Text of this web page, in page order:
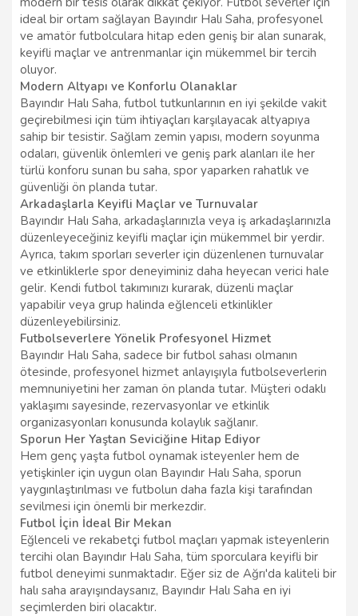
ideal bir ortam sağlayan Bayındır Halı Saha, profesyonel
ve amatör futbolculara hitap eden geniş bir alan sunarak,
keyifli maçlar ve antrenmanlar için mükemmel bir tercih
oluyor.
Modern Altyapı ve Konforlu Olanaklar
Bayındır Halı Saha, futbol tutkunlarının en iyi şekilde vakit
geçirebilmesi için tüm ihtiyaçları karşılayacak altyapıya
sahip bir tesistir. Sağlam zemin yapısı, modern soyunma
odaları, güvenlik önlemleri ve geniş park alanları ile her
türlü konforu sunan bu saha, spor yaparken rahatlık ve
güvenliği ön planda tutar.
Arkadaşlarla Keyifli Maçlar ve Turnuvalar
Bayındır Halı Saha, arkadaşlarınızla veya iş arkadaşlarınızla
düzenleyeceğiniz keyifli maçlar için mükemmel bir yerdir.
Ayrıca, takım sporları severler için düzenlenen turnuvalar
ve etkinliklerle spor deneyiminiz daha heyecan verici hale
gelir. Kendi futbol takımınızı kurarak, düzenli maçlar
yapabilir veya grup halinda eğlenceli etkinlikler
düzenleyebilirsiniz.
Futbolseverlere Yönelik Profesyonel Hizmet
Bayındır Halı Saha, sadece bir futbol sahası olmanın
ötesinde, profesyonel hizmet anlayışıyla futbolseverlerin
memnuniyetini her zaman ön planda tutar. Müşteri odaklı
yaklaşımı sayesinde, rezervasyonlar ve etkinlik
organizasyonları konusunda kolaylık sağlanır.
Sporun Her Yaştan Seviciğine Hitap Ediyor
Hem genç yaşta futbol oynamak isteyenler hem de
yetişkinler için uygun olan Bayındır Halı Saha, sporun
yaygınlaştırılması ve futbolun daha fazla kişi tarafından
sevilmesi için önemli bir merkezdir.
Futbol İçin İdeal Bir Mekan
Eğlenceli ve rekabetçi futbol maçları yapmak isteyenlerin
tercihi olan Bayındır Halı Saha, tüm sporculara keyifli bir
futbol deneyimi sunmaktadır. Eğer siz de Ağrı'da kaliteli bir
halı saha arayışındaysanız, Bayındır Halı Saha en iyi
seçimlerden biri olacaktır.